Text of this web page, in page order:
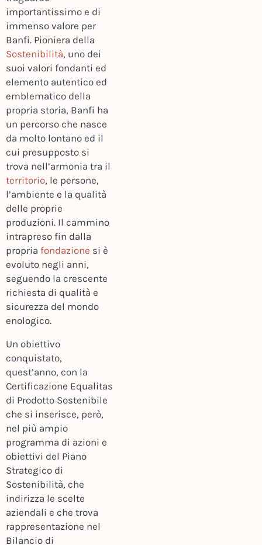
importantissimo e di
immenso valore per
Banfi. Pioniera della
Sostenibilità, uno dei
suoi valori fondanti ed
elemento autentico ed
emblematico della
propria storia, Banfi ha
un percorso che nasce
da molto lontano ed il
cui presupposto si
trova nell’armonia tra il
territorio, le persone,
l’ambiente e la qualità
delle proprie
produzioni. Il cammino
intrapreso fin dalla
propria fondazione si è
evoluto negli anni,
seguendo la crescente
richiesta di qualità e
sicurezza del mondo
enologico.
Un obiettivo
conquistato,
quest’anno, con la
Certificazione Equalitas
di Prodotto Sostenibile
che si inserisce, però,
nel più ampio
programma di azioni e
obiettivi del Piano
Strategico di
Sostenibilità, che
indirizza le scelte
aziendali e che trova
rappresentazione nel
Bilancio di